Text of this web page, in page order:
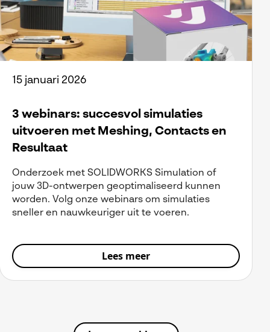
15 januari 2026
3 webinars: succesvol simulaties
uitvoeren met Meshing, Contacts en
Resultaat
Onderzoek met SOLIDWORKS Simulation of
jouw 3D-ontwerpen geoptimaliseerd kunnen
worden. Volg onze webinars om simulaties
sneller en nauwkeuriger uit te voeren.
Lees meer